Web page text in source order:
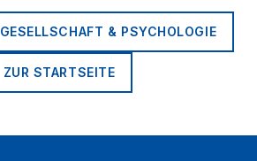
GESELLSCHAFT & PSYCHOLOGIE
ZUR STARTSEITE